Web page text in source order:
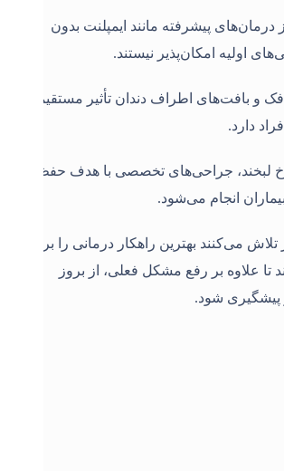
درمان‌های پیشرفته مانند ایمپلنت بدون
اولیه امکان‌پذیر نیستند.
و بافت‌های اطراف دندان تأثیر مستقیمی
دارد.
لبخند، جراحی‌های تخصصی با هدف حفظ
انجام می‌شود.
می‌کنند بهترین راهکار درمانی را برای
تا علاوه بر رفع مشکل فعلی، از بروز
پیشگیری شود.